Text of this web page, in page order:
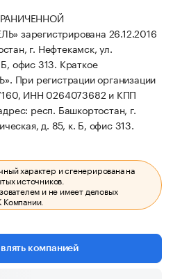
зарегистрирована 26.12.2016
г. Нефтекамск, ул.
офис 313. Краткое
При регистрации организации
ИНН 0264073682 и КПП
респ. Башкортостан, г.
д. 85, к. Б, офис 313.
характер и сгенерирована на
источников.
и не имеет деловых
компанией